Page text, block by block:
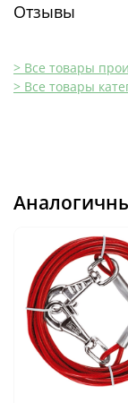
Отзывы
> Все товары
> Все товары